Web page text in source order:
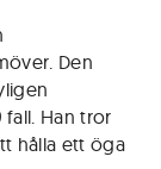
Den
Han tror
hålla ett öga